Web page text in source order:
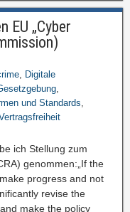
EU „Cyber
, Digitale
,
und Standards,
ich Stellung zum
genommen:„If the
progress and not
revise the
make the policy